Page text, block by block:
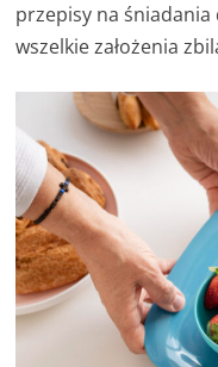
przepisy na
wszelkie założenia